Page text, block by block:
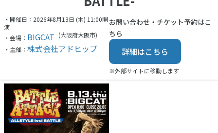
・開催日：2026年8月13日 (木) 11:00開
演
・会場： BIGCAT (大阪府大阪市)
・主催： 株式会社アドヒップ
お問い合わせ・チケット予約はこ
ちら
詳細はこちら
※外部サイトに移動します